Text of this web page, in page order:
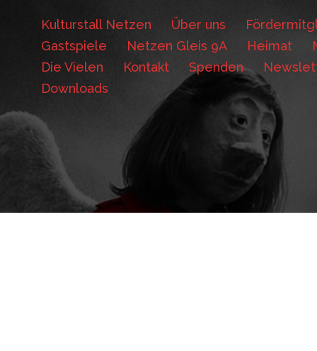
Kulturstall Netzen Über uns
Gastspiele
Netzen Gleis 9A Heimat
Die Vielen
Kontakt Spenden
Downloads